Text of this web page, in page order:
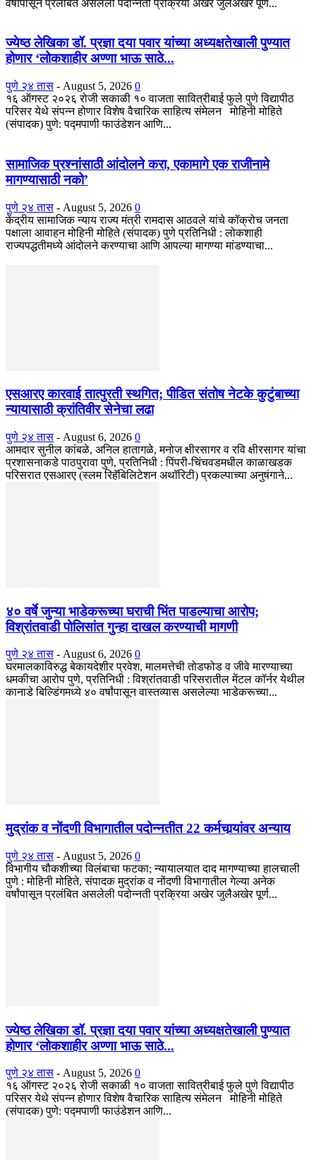
वर्षांपासून प्रलंबित असलेली पदोन्नती प्रक्रिया अखेर जुलैअखेर पूर्ण...
ज्येष्ठ लेखिका डॉ. प्रज्ञा दया पवार यांच्या अध्यक्षतेखाली पुण्यात
होणार ‘लोकशाहीर अण्णा भाऊ साठे...
पुणे २४ तास - August 5, 2026 0
१६ ऑगस्ट २०२६ रोजी सकाळी १० वाजता सावित्रीबाई फुले पुणे विद्यापीठ
परिसर येथे संपन्न होणार विशेष वैचारिक साहित्य संमेलन मोहिनी मोहिते
(संपादक) पुणे: पद्मपाणी फाउंडेशन आणि...
सामाजिक प्रश्नांसाठी आंदोलने करा, एकामागे एक राजीनामे
मागण्यासाठी नको’
पुणे २४ तास - August 5, 2026 0
केंद्रीय सामाजिक न्याय राज्य मंत्री रामदास आठवले यांचे कॉक्रोच जनता
पक्षाला आवाहन मोहिनी मोहिते (संपादक) पुणे प्रतिनिधी : लोकशाही
राज्यपद्धतीमध्ये आंदोलने करण्याचा आणि आपल्या मागण्या मांडण्याचा...
एसआरए कारवाई तात्पुरती स्थगित; पीडित संतोष नेटके कुटुंबाच्या
न्यायासाठी क्रांतिवीर सेनेचा लढा
पुणे २४ तास - August 6, 2026 0
आमदार सुनील कांबळे, अनिल हातागळे, मनोज क्षीरसागर व रवि क्षीरसागर यांचा
प्रशासनाकडे पाठपुरावा पुणे, प्रतिनिधी : पिंपरी-चिंचवडमधील काळाखडक
परिसरात एसआरए (स्लम रिहॅबिलिटेशन अथॉरिटी) प्रकल्पाच्या अनुषंगाने...
४० वर्षे जुन्या भाडेकरूच्या घराची भिंत पाडल्याचा आरोप;
विश्रांतवाडी पोलिसांत गुन्हा दाखल करण्याची मागणी
पुणे २४ तास - August 6, 2026 0
घरमालकाविरुद्ध बेकायदेशीर प्रवेश, मालमत्तेची तोडफोड व जीवे मारण्याच्या
धमकीचा आरोप पुणे, प्रतिनिधी : विश्रांतवाडी परिसरातील मेंटल कॉर्नर येथील
कानाडे बिल्डिंगमध्ये ४० वर्षांपासून वास्तव्यास असलेल्या भाडेकरूच्या...
मुद्रांक व नोंदणी विभागातील पदोन्नतीत 22 कर्मचार्‍यांवर अन्याय
पुणे २४ तास - August 5, 2026 0
विभागीय चौकशीच्या विलंबाचा फटका; न्यायालयात दाद मागण्याच्या हालचाली
पुणे : मोहिनी मोहिते, संपादक मुद्रांक व नोंदणी विभागातील गेल्या अनेक
वर्षांपासून प्रलंबित असलेली पदोन्नती प्रक्रिया अखेर जुलैअखेर पूर्ण...
ज्येष्ठ लेखिका डॉ. प्रज्ञा दया पवार यांच्या अध्यक्षतेखाली पुण्यात
होणार ‘लोकशाहीर अण्णा भाऊ साठे...
पुणे २४ तास - August 5, 2026 0
१६ ऑगस्ट २०२६ रोजी सकाळी १० वाजता सावित्रीबाई फुले पुणे विद्यापीठ
परिसर येथे संपन्न होणार विशेष वैचारिक साहित्य संमेलन मोहिनी मोहिते
(संपादक) पुणे: पद्मपाणी फाउंडेशन आणि...